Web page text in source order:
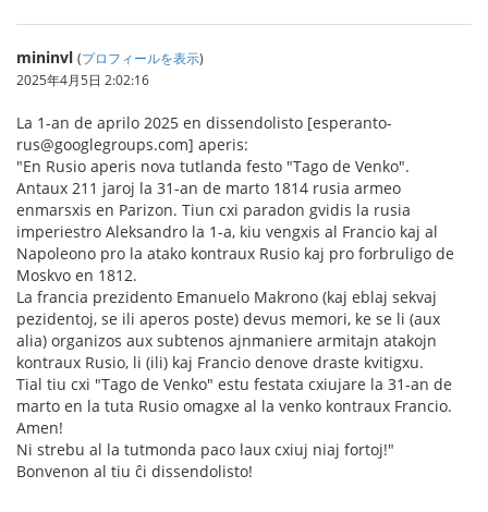
mininvl (プロフィールを表示)
2025年4月5日 2:02:16
La 1-an de aprilo 2025 en dissendolisto [esperanto-
rus@googlegroups.com] aperis:
"En Rusio aperis nova tutlanda festo "Tago de Venko".
Antaux 211 jaroj la 31-an de marto 1814 rusia armeo
enmarsxis en Parizon. Tiun cxi paradon gvidis la rusia
imperiestro Aleksandro la 1-a, kiu vengxis al Francio kaj al
Napoleono pro la atako kontraux Rusio kaj pro forbruligo de
Moskvo en 1812.
La francia prezidento Emanuelo Makrono (kaj eblaj sekvaj
pezidentoj, se ili aperos poste) devus memori, ke se li (aux
alia) organizos aux subtenos ajnmaniere armitajn atakojn
kontraux Rusio, li (ili) kaj Francio denove draste kvitigxu.
Tial tiu cxi "Tago de Venko" estu festata cxiujare la 31-an de
marto en la tuta Rusio omagxe al la venko kontraux Francio.
Amen!
Ni strebu al la tutmonda paco laux cxiuj niaj fortoj!"
Bonvenon al tiu ĉi dissendolisto!